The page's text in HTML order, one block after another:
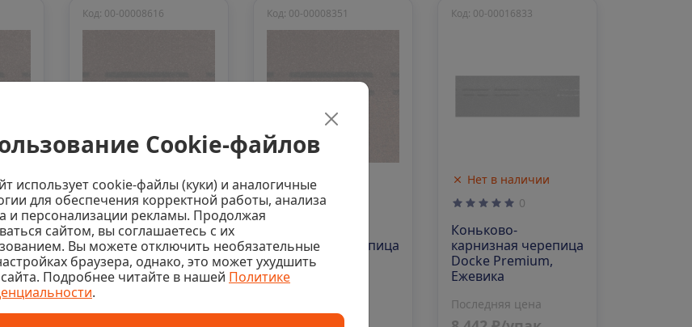
Нет в наличии
Код: 00-00008616
0
Коньково-
карнизная черепица
Docke Premium,
Корица
Нет в наличии
Код: 00-00008351
карнизная черепица
Docke Premium,
арахис
Нет в наличии
Код: 00-00016833
0
Коньково-
карнизная черепица
Docke Premium,
Ежевика
Последняя цена
Cookie-файлов
использует cookie-файлы (куки) и аналогичные
для обеспечения корректной работы, анализа
и персонализации рекламы. Продолжая
сайтом, вы соглашаетесь с их
Вы можете отключить необязательные
браузера, однако, это может ухудшить
Подробнее читайте в нашей Политике
.